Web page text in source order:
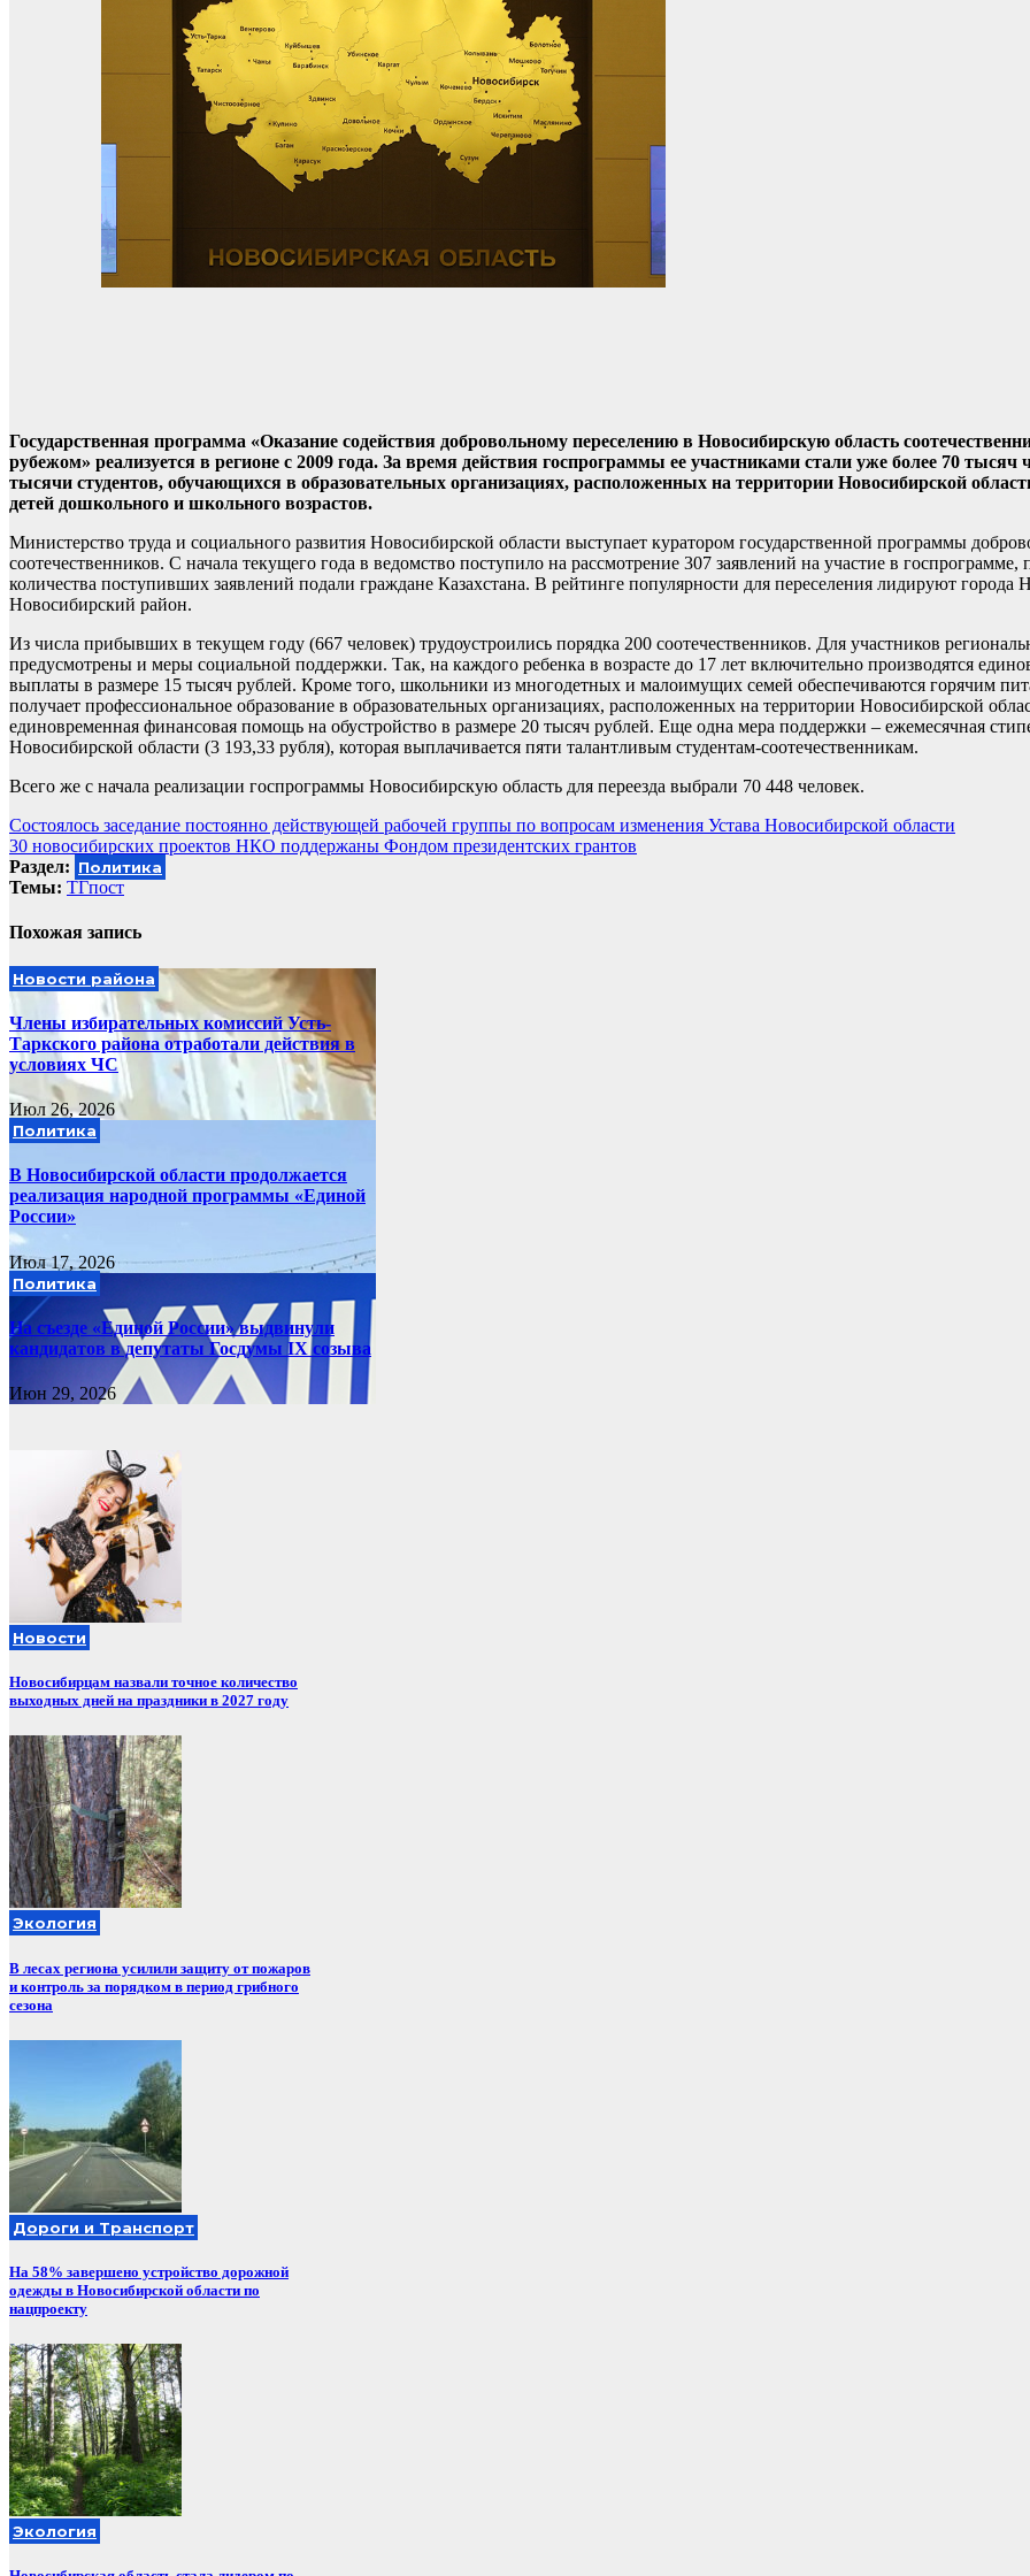
Государственная программа «Оказание содействия добровольному переселению в Новосибирскую область
рубежом» реализуется в регионе с 2009 года. За время действия госпрограммы ее участниками стали уже более 70 тысяч
тысячи студентов, обучающихся в образовательных организациях, расположенных на территории Новосибирской
детей дошкольного и школьного возрастов.
Министерство труда и социального развития Новосибирской области выступает куратором государственной программы
соотечественников. С начала текущего года в ведомство поступило на рассмотрение 307 заявлений на участие в
количества поступивших заявлений подали граждане Казахстана. В рейтинге популярности для переселения лидируют города
Новосибирский район.
Из числа прибывших в текущем году (667 человек) трудоустроились порядка 200 соотечественников. Для участников
предусмотрены и меры социальной поддержки. Так, на каждого ребенка в возрасте до 17 лет включительно производятся
выплаты в размере 15 тысяч рублей. Кроме того, школьники из многодетных и малоимущих семей обеспечиваются горячим
получает профессиональное образование в образовательных организациях, расположенных на территории Новосибирской
единовременная финансовая помощь на обустройство в размере 20 тысяч рублей. Еще одна мера поддержки – ежемесячная
Новосибирской области (3 193,33 рубля), которая выплачивается пяти талантливым студентам-соотечественникам.
Всего же с начала реализации госпрограммы Новосибирскую область для переезда выбрали 70 448 человек.
Навигация
по
записям
Состоялось заседание постоянно действующей рабочей группы по вопросам изменения Устава Новосибирской области
30 новосибирских проектов НКО поддержаны Фондом президентских грантов
Раздел: Политика
Темы: ТГпост
Похожая запись
Новости района
Члены избирательных комиссий Усть-
Таркского района отработали действия в
условиях ЧС
Июл 26, 2026
Политика
В Новосибирской области продолжается
реализация народной программы «Единой
России»
Июл 17, 2026
Политика
На съезде «Единой России» выдвинули
кандидатов в депутаты Госдумы IX созыва
Июн 29, 2026
Новости
Новосибирцам назвали точное количество
выходных дней на праздники в 2027 году
Экология
В лесах региона усилили защиту от пожаров
и контроль за порядком в период грибного
сезона
Дороги и Транспорт
На 58% завершено устройство дорожной
одежды в Новосибирской области по
нацпроекту
Экология